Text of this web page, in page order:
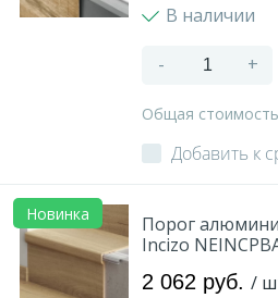
В наличии
- +
Общая стоимость
Добавить к
Новинка
Порог
Incizo
2 062 руб. /
Монтаж